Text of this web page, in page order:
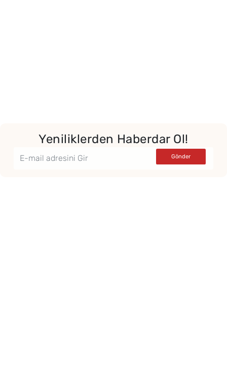
Yeniliklerden Haberdar Ol!